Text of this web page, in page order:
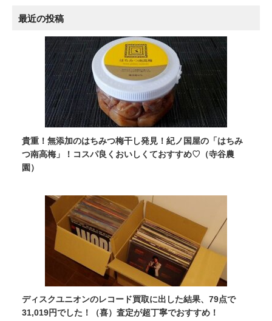
最近の投稿
貴重！無添加のはちみつ梅干し発見！紀ノ国屋の「はちみ
つ南高梅」！コスパ良くおいしくておすすめ♡（寺谷農
園）
ディスクユニオンのレコード買取に出した結果、79点で
31,019円でした！（喜）査定が超丁寧でおすすめ！